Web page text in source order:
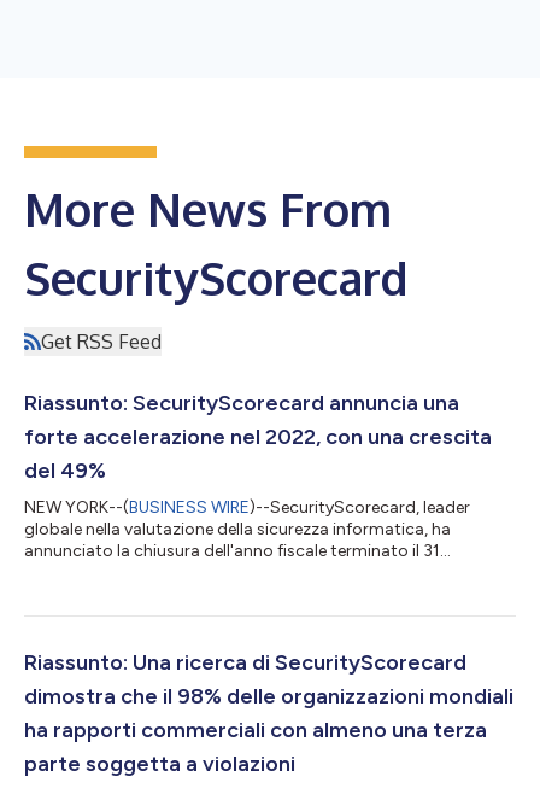
More News From
SecurityScorecard
Get RSS Feed
Riassunto: SecurityScorecard annuncia una
forte accelerazione nel 2022, con una crescita
del 49%
NEW YORK--(BUSINESS WIRE)--SecurityScorecard, leader
globale nella valutazione della sicurezza informatica, ha
annunciato la chiusura dell'anno fiscale terminato il 31
fornisce soluzioni e servizi per la valutazioni della sicurezza, la
100, con oltre 12 milioni di organizzazioni valutate a ciclo
Riassunto: Una ricerca di SecurityScorecard
dimostra che il 98% delle organizzazioni mondiali
ha rapporti commerciali con almeno una terza
parte soggetta a violazioni